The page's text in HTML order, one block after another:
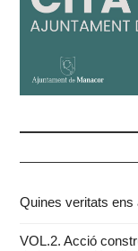
Quines veritats ens
VOL.2. Acció